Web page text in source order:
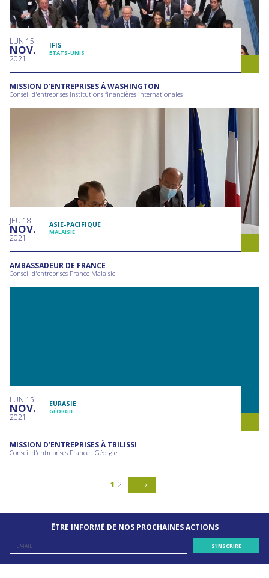
LUN 15
NOV
2021
IFIS
ETATS-UNIS
MISSION D’ENTREPRISES À WASHINGTON
Conseil d'entreprises Institutions financières internationales
JEU 18
NOV
2021
ASIE-PACIFIQUE
MALAISIE
AMBASSADEUR DE FRANCE
Conseil d'entreprises France-Malaisie
LUN 15
NOV
2021
EURASIE
GÉORGIE
MISSION D’ENTREPRISES À TBILISSI
Conseil d'entreprises France - Géorgie
1 2
ÊTRE INFORMÉ DE NOS PROCHAINES ACTIONS